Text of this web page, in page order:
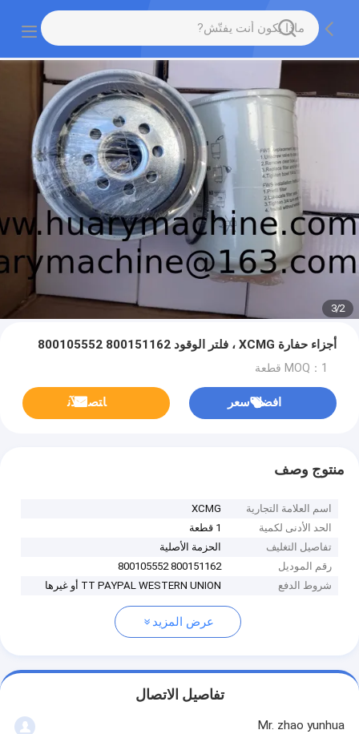
2
/
3
أجزاء حفارة XCMG ، فلتر الوقود 800151162 800105552
MOQ：1 قطعة
افضل سعر ﺎﺘﺼﻟ ﺍﻶﻧ
منتوج وصف
اسم العلامة التجارية
XCMG
الحد الأدنى لكمية
1 قطعة
تفاصيل التغليف
الحزمة الأصلية
رقم الموديل
800151162 800105552
شروط الدفع
TT PAYPAL WESTERN UNION أو غيرها
عرض المزيد
تفاصيل الاتصال
Mr. zhao yunhua